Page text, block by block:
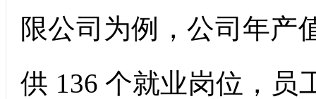
限公司为例，公司年产
供 136 个就业岗位，员